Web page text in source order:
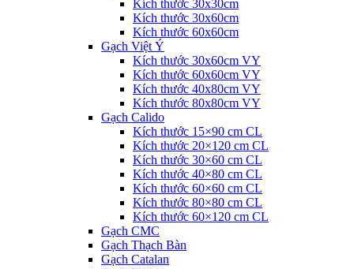
Kích thước 30x30cm
Kích thước 30x60cm
Kích thước 60x60cm
Gạch Việt Ý
Kích thước 30x60cm VY
Kích thước 60x60cm VY
Kích thước 40x80cm VY
Kích thước 80x80cm VY
Gạch Calido
Kích thước 15×90 cm CL
Kích thước 20×120 cm CL
Kích thước 30×60 cm CL
Kích thước 40×80 cm CL
Kích thước 60×60 cm CL
Kích thước 80×80 cm CL
Kích thước 60×120 cm CL
Gạch CMC
Gạch Thạch Bàn
Gạch Catalan